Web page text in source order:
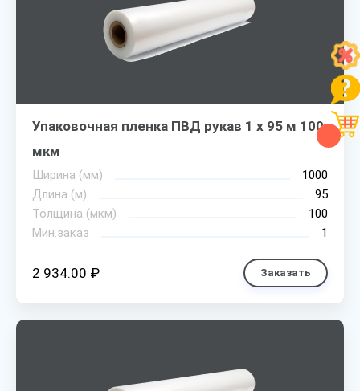
Упаковочная пленка ПВД рукав 1 х 95 м 100
мкм
Ширина (мм)
1000
Длина (м)
95
Толщина (мкм)
100
Мин.заказ
1
2 934.00 ₽ Заказать